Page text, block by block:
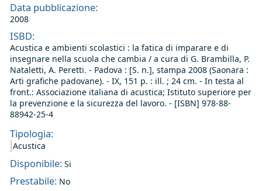
Data pubblicazione:
2008
ISBD:
Acustica e ambienti scolastici : la fatica di imparare e di
insegnare nella scuola che cambia / a cura di G. Brambilla, P.
Nataletti, A. Peretti. - Padova : [S. n.], stampa 2008 (Saonara :
Arti grafiche padovane). - IX, 151 p. : ill. ; 24 cm. - In testa al
front.: Associazione italiana di acustica; Istituto superiore per
la prevenzione e la sicurezza del lavoro. - [ISBN] 978-88-
88942-25-4
Tipologia:
Acustica
Disponibile: Si
Prestabile: No